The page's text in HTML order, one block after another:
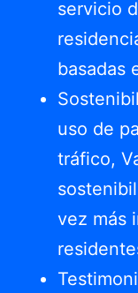
servicio
basadas
uso de
tráfico,
vez más